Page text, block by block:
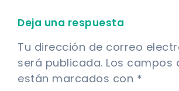
Deja una respuesta
Tu dirección de correo
será publicada. Los campos
están marcados con *